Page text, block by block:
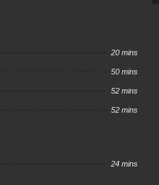
20 mins
50 mins
52 mins
52 mins
24 mins